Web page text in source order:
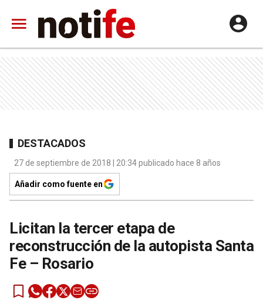
DESTACADOS
27 de septiembre de 2018 | 20:34 publicado hace 8 años
Añadir como fuente en
Licitan la tercer etapa de
reconstrucción de la autopista Santa
Fe – Rosario